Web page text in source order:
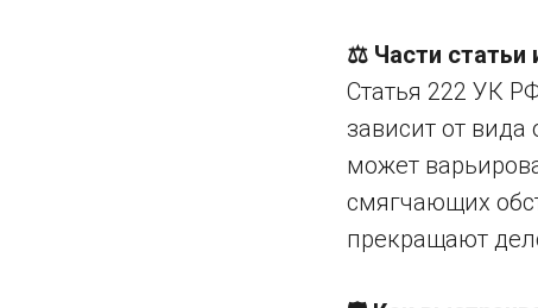
⚖️ Части статьи
Статья 222 УК
зависит от
может
смягчающих
прекращают